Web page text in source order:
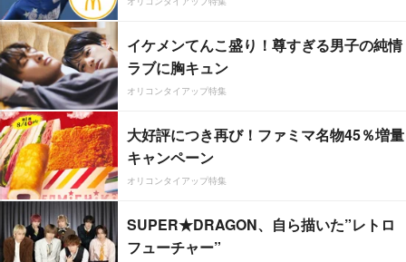
イケメンてんこ盛り！尊すぎる男子の純情
ラブに胸キュン
オリコンタイアップ特集
大好評につき再び！ファミマ名物45％増量
キャンペーン
オリコンタイアップ特集
SUPER★DRAGON、自ら描いた”レトロ
フューチャー”